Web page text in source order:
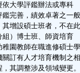
學評鑑辦法或專科
績效卓著之一般
士班者，不在此
博士班、師資培育
在職進修碩士學
才培育機制之相
涉及領域變更。